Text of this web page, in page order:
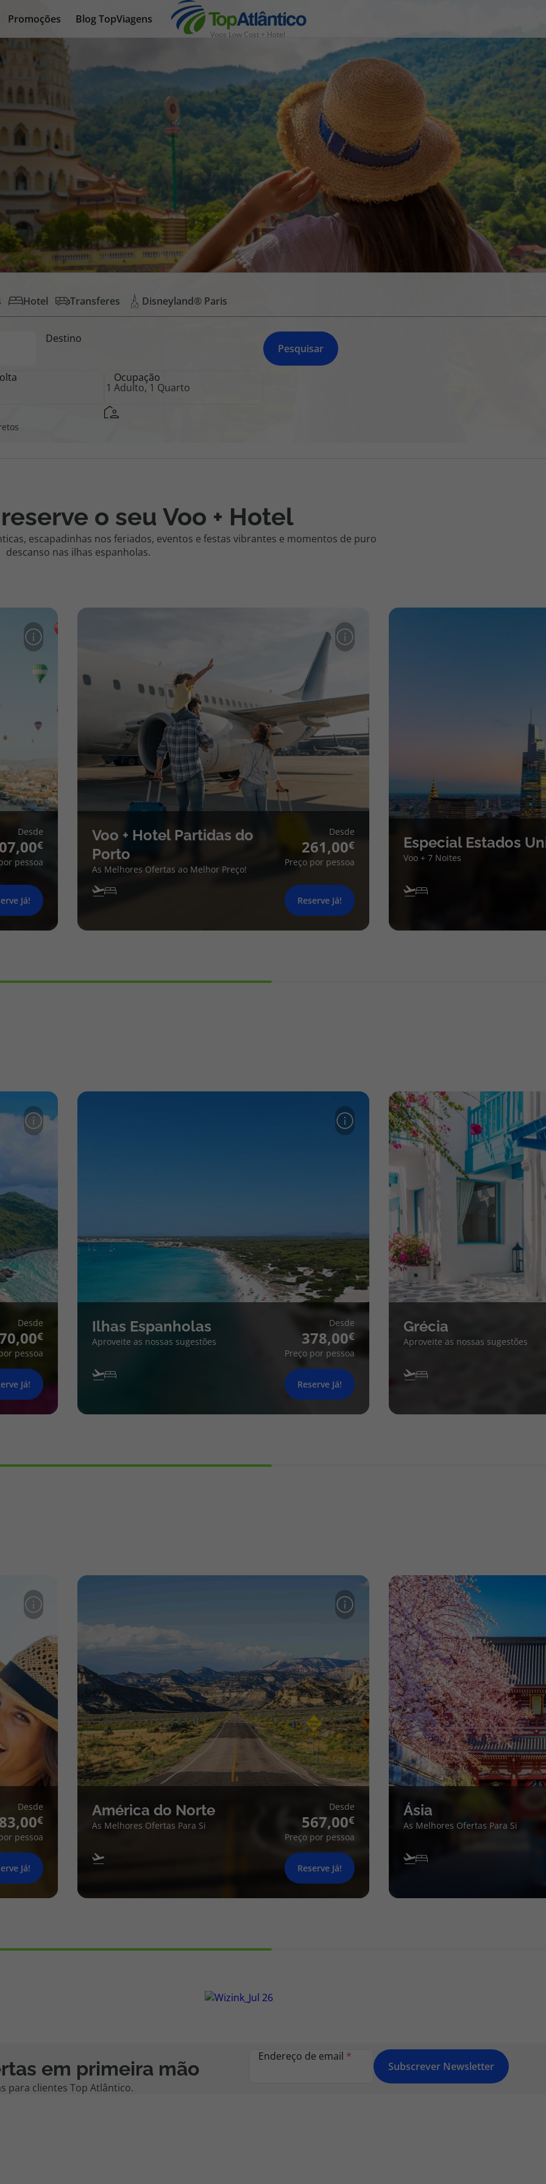
Promoções Blog TopViagens
Voos Low Cost + Hotel
Área de Cliente
Agências
Contactos
Apoio ao cliente em Portugal
Apoio ao cliente no Estrangeiro
facilidade na marcação das suas viagens, tem ainda ao seu
dispor o nosso call center a funcionar todos os dias úteis das
10:00 às 20:00 e Sábado das 10:00 às 14:00.
Hotel Transferes Disneyland® Paris
Destino
Ocupação
Pesquisar
o seu Voo + Hotel
escapadinhas nos feriados, eventos e festas vibrantes e momentos de puro
descanso nas ilhas espanholas.
Desde
pessoa
Já!
Voo + Hotel Partidas do
Porto
As Melhores Ofertas ao Melhor Preço!
Desde
261,00
Preço por pessoa
Reserve Já!
Especial Estados
Voo + 7 Noites
Desde
pessoa
Já!
Ilhas Espanholas
Aproveite as nossas sugestões
Desde
378,00
Preço por pessoa
Reserve Já!
Grécia
Aproveite as nossas sugestões
Desde
pessoa
Já!
América do Norte
As Melhores Ofertas Para Si
Desde
567,00
Preço por pessoa
Reserve Já!
Ásia
As Melhores Ofertas Para Si
em primeira mão
para clientes Top Atlântico.
Endereço de email *
Subscrever Newsletter